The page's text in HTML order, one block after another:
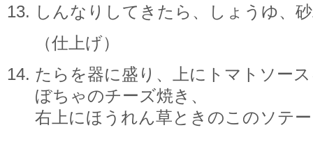
しんなりしてきたら、しょうゆ、
（仕上げ）
たらを器に盛り、上にトマトソー
ぼちゃのチーズ焼き、
右上にほうれん草ときのこのソテ